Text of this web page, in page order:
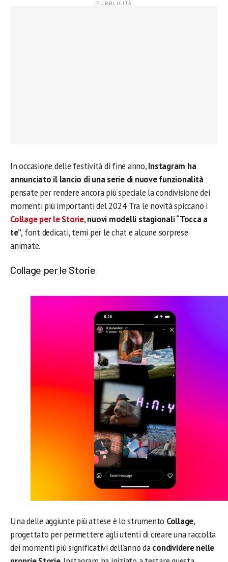
In occasione delle festività di fine anno,Instagram ha
annunciato il lancio di una serie di nuove funzionalità
pensate per rendere ancora più speciale la condivisione dei
momenti più importanti del 2024. Tra le novità spiccano i
Collage per le Storie,nuovi modelli stagionali “Tocca a
te”, font dedicati, temi per le chat e alcune sorprese
animate.
Collage per le Storie
Una delle aggiunte più attese è lo strumento Collage,
progettato per permettere agli utenti di creare una raccolta
dei momenti più significativi dell’anno dacondividere nelle